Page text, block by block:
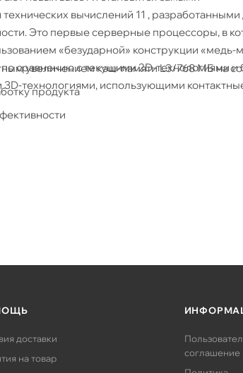
вычислений 11 , разработанными
Это первые серверные процессоры, в
«безударной» конструкции «медь-
сравнению с текущими 2D-технологиями и
технологиями, использующими
увеличением кэш-памяти L3/768 МБ на
продукта
доставки
на товар
соглашение